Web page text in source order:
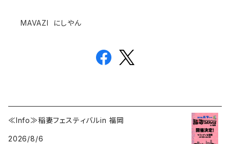
MAVAZI にしやん
≪Info≫稲妻フェスティバルin 福岡
2026/8/6